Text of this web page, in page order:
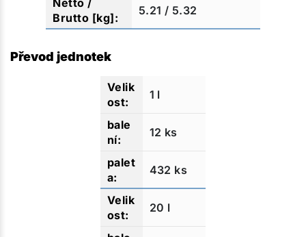
5.21 / 5.32
Převod jednotek
1 l
12 ks
432 ks
20 l